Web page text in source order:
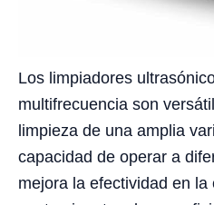
Los limpiadores
multifrecuencia son
limpieza de una amplia
capacidad de operar a
mejora la efectividad en la